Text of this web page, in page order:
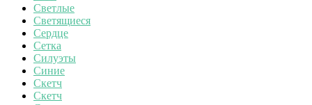
Светлые
Светящиеся
Сердце
Сетка
Силуэты
Синие
Скетч
Скетч